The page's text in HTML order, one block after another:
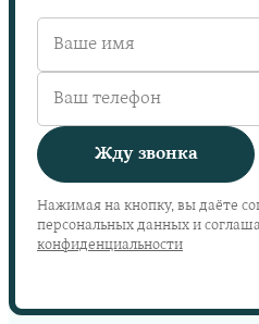
Жду звонка
Нажимая на кнопку, вы даёте
персональных данных и
конфиденциальности